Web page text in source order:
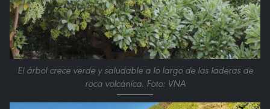
El árbol crece verde y saludable a lo largo de las laderas de
roca volcánica. Foto: VNA